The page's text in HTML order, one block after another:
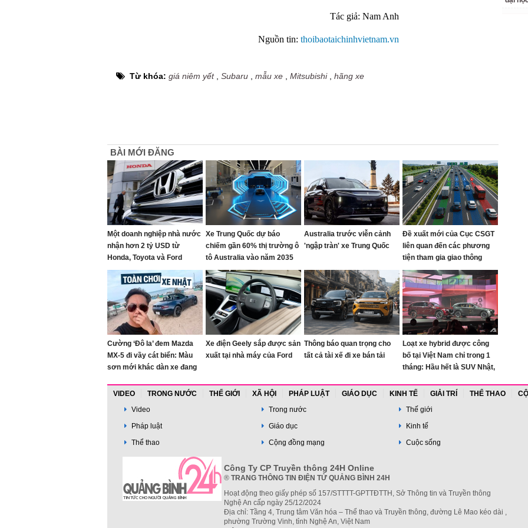
Tác giả: Nam Anh
Nguồn tin: thoibaotaichinhvietnam.vn
Từ khóa: giá niêm yết, Subaru mẫu xe Mitsubishi, hãng xe
BÀI MỚI ĐĂNG
Một doanh nghiệp nhà nước
nhận hơn 2 tỷ USD từ
Honda, Toyota và Ford
Xe Trung Quốc dự báo
chiếm gần 60% thị trường ô
tô Australia vào năm 2035
Australia trước viễn cảnh
'ngập tràn' xe Trung Quốc
Đề xuất mới của Cục CSGT
liên quan đến các phương
tiện tham gia giao thông
Cường ‘Đô la’ đem Mazda
MX-5 đi vầy cát biển: Màu
sơn mới khác dàn xe đang
nay lên tới 4 chiếc?
Xe điện Geely sắp được sản
xuất tại nhà máy của Ford
Thông báo quan trọng cho
tất cả tài xế đi xe bán tải
Loạt xe hybrid được công
bố tại Việt Nam chỉ trong 1
tháng: Hầu hết là SUV Nhật,
từ hơn 600 triệu đồng
VIDEO TRONG NƯỚC THẾ GIỚI XÃ HỘI PHÁP LUẬT GIÁO DỤC KINH TẾ GIẢI TRÍ THỂ THAO
Video
Trong nước Thế giới
Pháp luật
Giáo dục Kinh tế
Thể thao
Cộng đồng mạng Cuộc sống
Công Ty CP Truyền thông 24H Online
® TRANG THÔNG TIN ĐIỆN TỬ QUẢNG BÌNH 24H
Hoạt động theo giấy phép số 157/STTTT-GPTTĐTTH, Sở Thông tin và Truyền thông
Nghệ An cấp ngày 25/12/2024
Địa chỉ: Tầng 4, Trung tâm Văn hóa – Thể thao và Truyền thông, đường Lê Mao kéo dài ,
phường Trường Vinh, tỉnh Nghệ An, Việt Nam